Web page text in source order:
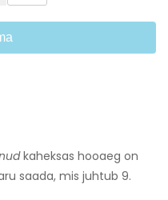
kaheksas hooaeg on
saada, mis juhtub 9.